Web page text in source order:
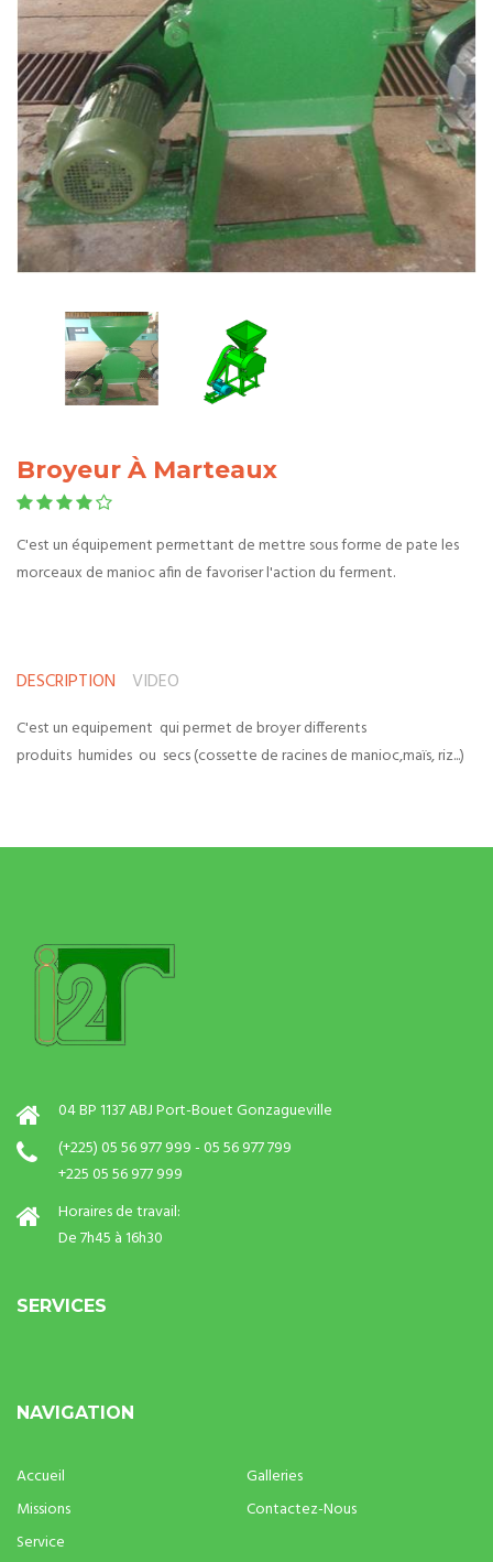
Broyeur À Marteaux
C'est un équipement permettant de mettre sous forme de pate les
morceaux de manioc afin de favoriser l'action du ferment.
DESCRIPTION VIDEO
C'est un equipement qui permet de broyer differents
produits humides ou secs (cossette de racines de manioc,maïs, riz...)
04 BP 1137 ABJ Port-Bouet Gonzagueville
(+225) 05 56 977 999 - 05 56 977 799
+225 05 56 977 999
Horaires de travail:
De 7h45 à 16h30
SERVICES
NAVIGATION
Accueil
Missions
Service
Galleries
Contactez-Nous